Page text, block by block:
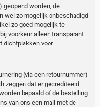
geopend worden, de
wel zo mogelijk onbeschadigd
zo goed mogelijk te
voorkeur alleen transparant
dichtplakken voor
(via een retournummer)
zeggen dat er gecrediteerd
bepaald of de bestelling
van ons een mail met de